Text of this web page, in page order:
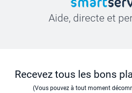
Aide, directe et
Recevez tous les bons
(Vous pouvez à tout moment